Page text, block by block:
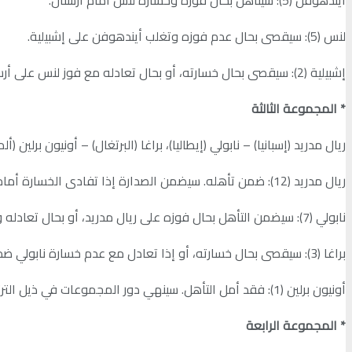
لنس (5): سيقصى بحال عدم فوزه وتغلب أيندهوفن على إشبيلية.
إشبيلية (2): سيقصى بحال خسارته، أو بحال تعادله مع فوز لنس على أرسنال. سينهي دور المجموعات في المركز الأخير بحال خسارته وحصد لنس نقاطا أكثر منه.
* المجموعة الثالثة
ريال مدريد (إسبانيا) – نابولي (إيطاليا)، براغا (البرتغال) – أونيون برلين
ريال مدريد (12): ضمن تأهله. سيضمن الصدارة إذا تفادى الخسارة أمام نابولي.
نابولي (7): سيضمن التأهل بحال فوزه على ريال مدريد، أو بحال تعادله وعدم فوز براغا على أونيون برلين، أو إذا خسر براغا.
براغا (3): سيقصى بحال خسارته، أو إذا تعادل مع عدم خسارة نابولي ضد ريال مدريد، أو إذا فاز نابولي. سيضمن مركز ثالثا مؤهلا إلى “بلاي أوف” الأدوار الإقصائية في مسابقة يوروبا ليغ إذا فاز هو ونابولي.
أونيون برلين (1): فقد أمل التأهل. سينهي دور المجموعات في ذيل الترتيب بحال خسارته.
* المجموعة الرابعة